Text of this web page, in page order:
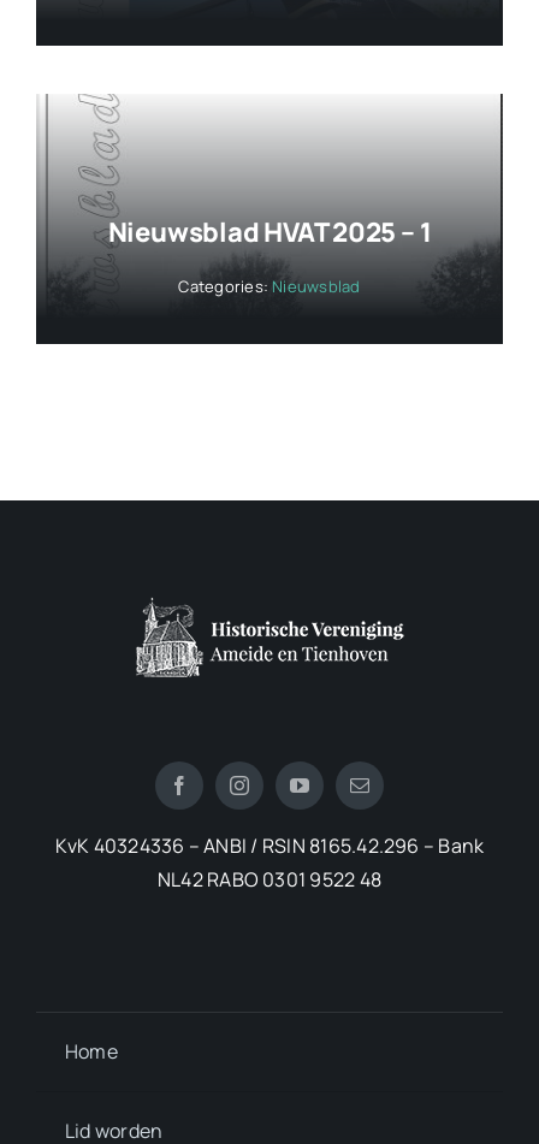
Nieuwsblad HVAT 2025 – 1
Categories:Nieuwsblad
KvK 40324336 – ANBI / RSIN 8165.42.296 – Bank
NL42 RABO 0301 9522 48
Home
Lid worden